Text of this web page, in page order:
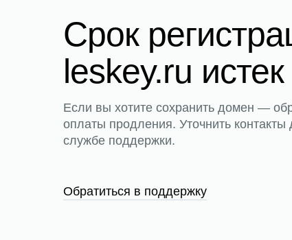
Срок
leskey.ru истек
Если вы хотите сохранить домен —
оплаты продления. Уточнить
службе поддержки.
Обратиться в поддержку